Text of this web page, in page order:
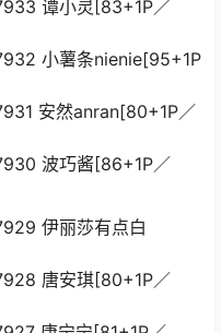
谭小灵[83+1P／
小薯条nienie[95+1P
安然anran[80+1P／
波巧酱[86+1P／
伊丽莎有点白
唐安琪[80+1P／